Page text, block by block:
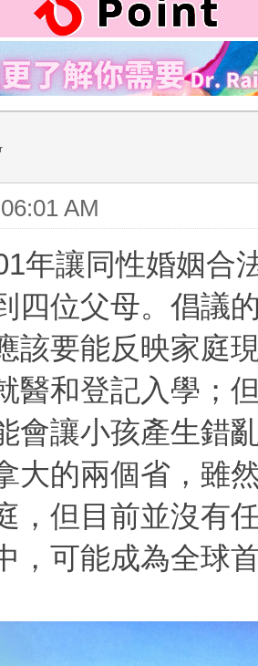
AM
年讓同性婚姻合
四位父母。倡議
該要能反映家庭
醫和登記入學；
會讓小孩產生錯
大的兩個省，雖
，但目前並沒有
，可能成為全球